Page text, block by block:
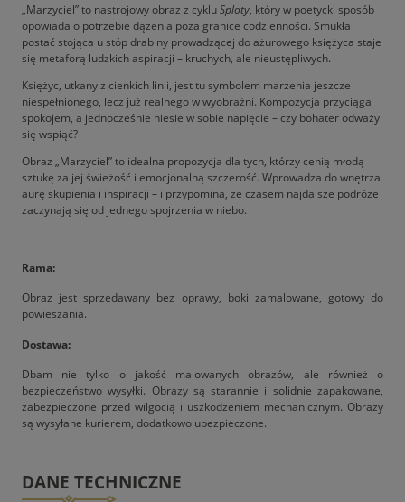
„Marzyciel” to nastrojowy obraz z cykluSploty, który w poetycki sposób
opowiada o potrzebie dążenia poza granice codzienności. Smukła
postać stojąca u stóp drabiny prowadzącej do ażurowego księżyca staje
się metaforą ludzkich aspiracji – kruchych, ale nieustępliwych.
Księżyc, utkany z cienkich linii, jest tu symbolem marzenia jeszcze
niespełnionego, lecz już realnego w wyobraźni. Kompozycja przyciąga
spokojem, a jednocześnie niesie w sobie napięcie – czy bohater odważy
się wspiąć?
Obraz „Marzyciel” to idealna propozycja dla tych, którzy cenią młodą
sztukę za jej świeżość i emocjonalną szczerość. Wprowadza do wnętrza
aurę skupienia i inspiracji – i przypomina, że czasem najdalsze podróże
zaczynają się od jednego spojrzenia w niebo.
Rama:
Obraz jest sprzedawany bez oprawy, boki zamalowane, gotowy do
powieszania.
Dostawa:
Dbam nie tylko o jakość malowanych obrazów, ale również o
bezpieczeństwo wysyłki. Obrazy są starannie i solidnie zapakowane,
zabezpieczone przed wilgocią i uszkodzeniem mechanicznym. Obrazy
są wysyłane kurierem, dodatkowo ubezpieczone.
DANE TECHNICZNE